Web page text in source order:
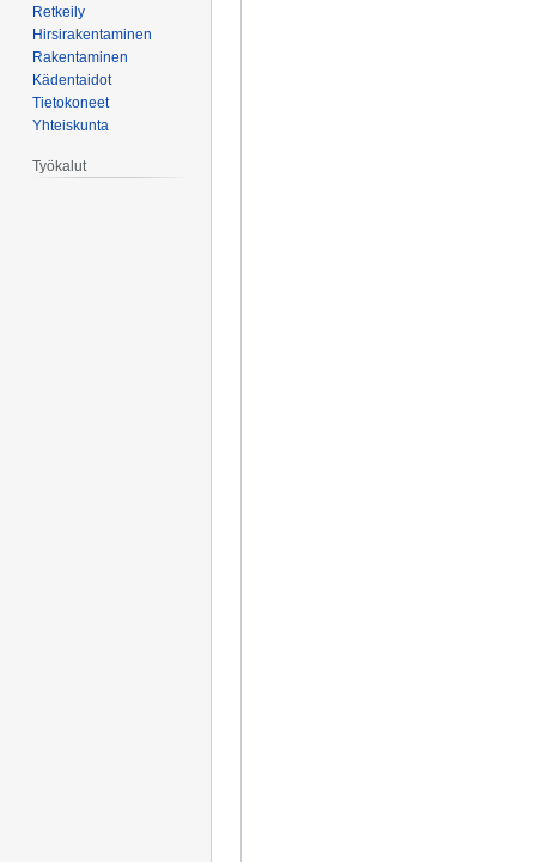
Retkeily
Hirsirakentaminen
Rakentaminen
Kädentaidot
Tietokoneet
Yhteiskunta
Työkalut